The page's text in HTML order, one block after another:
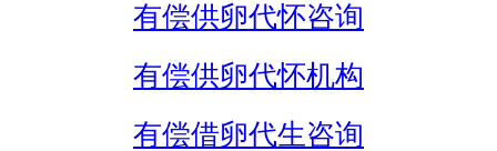
有偿供卵代怀咨询
有偿供卵代怀机构
有偿借卵代生咨询